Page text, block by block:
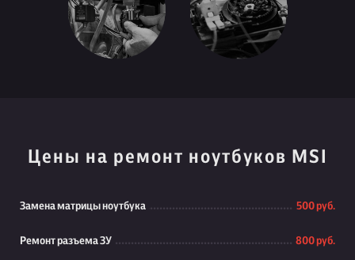
Цены на ремонт ноутбуков MSI
Замена матрицы ноутбука 500 руб.
Ремонт разъема ЗУ 800 руб.